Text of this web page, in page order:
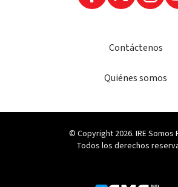
Contáctenos
Quiénes somos
© Copyright 2026. IRE Somos
Todos los derechos